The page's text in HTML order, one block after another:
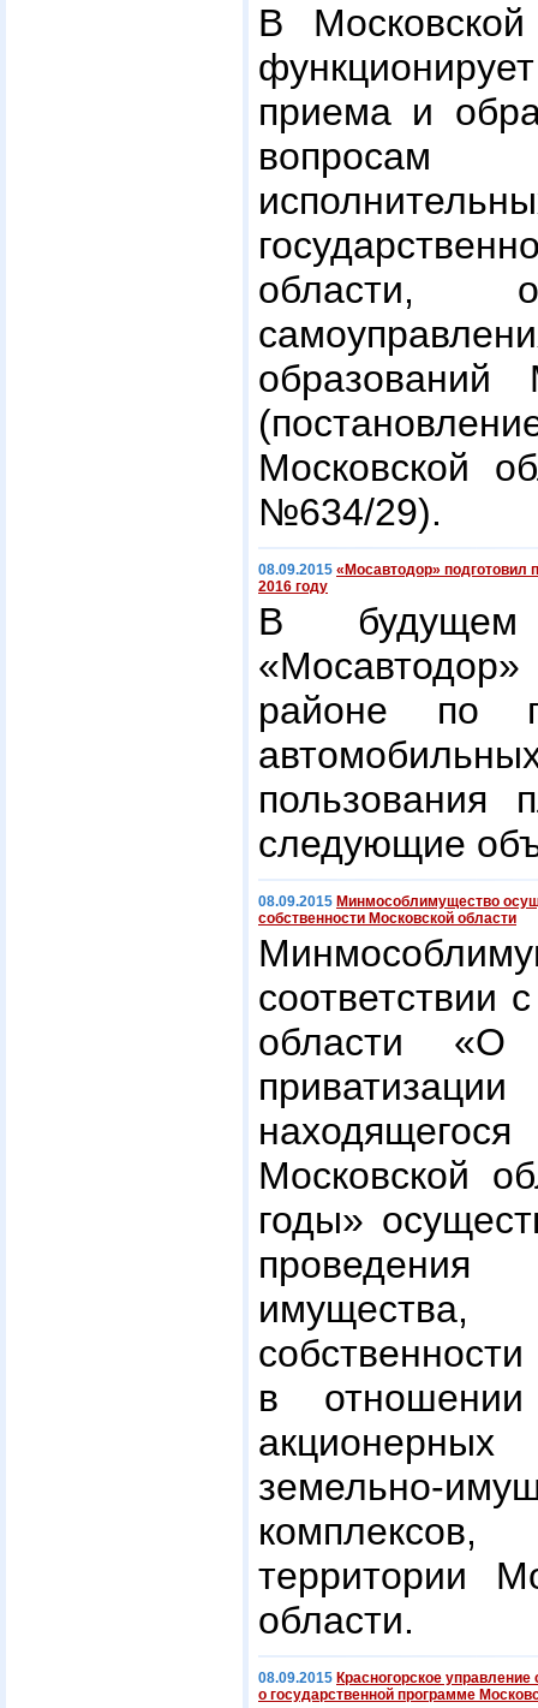
В
приема и
вопросам
области,
образований
Московской
№634/29).
08.09.2015 «Мосавтодор» подготовил
2016 году
В
районе по
пользования
следующие
08.09.2015 Минмособлимущество
собственности Московской области
соответствии
области «О
Московской
годы»
в
земельно-
комплексов,
территории
области.
08.09.2015 Красногорское
о государственной программе